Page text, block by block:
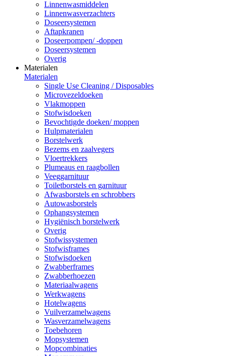
Linnenwasmiddelen
Linnenwasverzachters
Doseersystemen
Aftapkranen
Doseerpompen/ -doppen
Doseersystemen
Overig
Materialen
Materialen
Single Use Cleaning / Disposables
Microvezeldoeken
Vlakmoppen
Stofwisdoeken
Bevochtigde doeken/ moppen
Hulpmaterialen
Borstelwerk
Bezems en zaalvegers
Vloertrekkers
Plumeaus en raagbollen
Veeggarnituur
Toiletborstels en garnituur
Afwasborstels en schrobbers
Autowasborstels
Ophangsystemen
Hygiënisch borstelwerk
Overig
Stofwissystemen
Stofwisframes
Stofwisdoeken
Zwabberframes
Zwabberhoezen
Materiaalwagens
Werkwagens
Hotelwagens
Vuilverzamelwagens
Wasverzamelwagens
Toebehoren
Mopsystemen
Mopcombinaties